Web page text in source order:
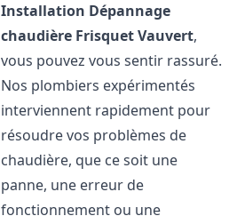
Installation Dépannage
chaudière FrisquetVauvert,
vous pouvez vous sentir rassuré.
Nos plombiers expérimentés
interviennent rapidement pour
résoudre vos problèmes de
chaudière, que ce soit une
panne, une erreur de
fonctionnement ou une